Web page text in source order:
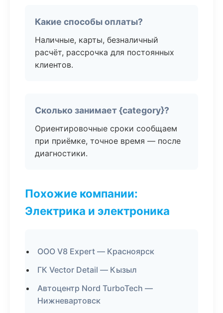
Какие способы оплаты?
Наличные, карты, безналичный
расчёт, рассрочка для постоянных
клиентов.
Сколько занимает {category}?
Ориентировочные сроки сообщаем
при приёмке, точное время — после
диагностики.
Похожие компании:
Электрика и электроника
ООО V8 Expert — Красноярск
ГК Vector Detail — Кызыл
Автоцентр Nord TurboTech —
Нижневартовск